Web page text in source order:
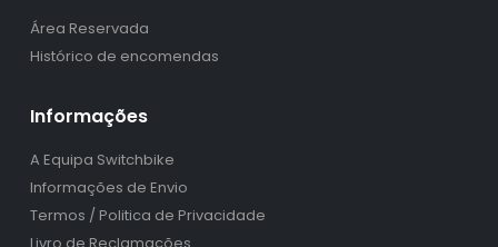
Área Reservada
Histórico de encomendas
Informações
A Equipa Switchbike
Informações de Envio
Termos / Politica de Privacidade